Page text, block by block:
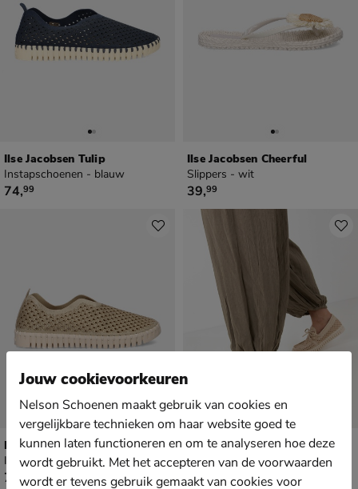
Ilse Jacobsen Tulip
Instapschoenen - blauw
€ 74,99
74,99
Ilse Jacobsen Cheerful
Slippers - wit
€ 39,99
39,99
Ilse Jacobsen Tulip
Instapschoenen - goud
€ 79,99
79,
Ilse Jacobsen Tulip 3074
Mocassins & loafers - beige
€ 79,99
79,
Jouw cookievoorkeuren
Nelson Schoenen maakt gebruik van cookies en
vergelijkbare technieken om haar website goed te
kunnen laten functioneren en om te analyseren hoe deze
wordt gebruikt. Met het accepteren van de voorwaarden
wordt er tevens gebruik gemaakt van cookies voor